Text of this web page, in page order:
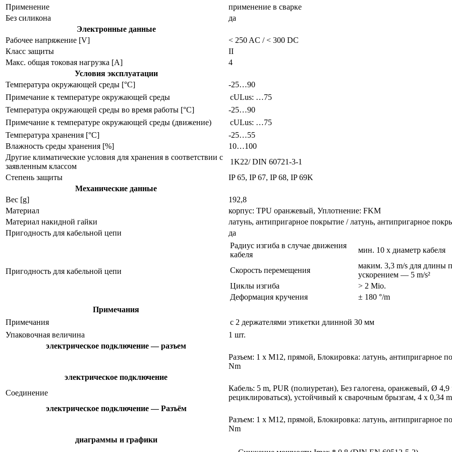
Применение
применение в сварке
Без силикона
да
Электронные данные
Рабочее напряжение [V]
< 250 AC / < 300 DC
Класс защиты
II
Макс. общая токовая нагрузка [A]
4
Условия эксплуатации
Температура окружающей среды [°C]
-25…90
Примечание к температуре окружающей среды
cULus: …75
Температура окружающей среды во время работы [°C]
-25…90
Примечание к температуре окружающей среды (движение)
cULus: …75
Температура хранения [°C]
-25…55
Влажность среды хранения [%]
10…100
Другие климатические условия для хранения в соответствии с
заявленным классом
1K22/ DIN 60721-3-1
Степень защиты
IP 65, IP 67, IP 68, IP 69K
Механические данные
Вес [g]
192,8
Материал
корпус: TPU оранжевый, Уплотнение: FKM
Материал накидной гайки
латунь, антипригарное покрытие / латунь, антипригарное
Пригодность для кабельной цепи
да
Пригодность для кабельной цепи
Радиус изгиба в случае движения
кабеля
мин. 10 x диаметр кабеля
Скорость перемещения
маким. 3,3 m/s для длины
ускорением — 5 m/s²
Циклы изгиба
> 2 Mio.
Деформация кручения
± 180 °/m
Примечания
Примечания
с 2 держателями этикетки длинной 30 мм
Упаковочная величина
1 шт.
электрическое подключение — разъем
Разъем: 1 x M12, прямой, Блокировка: латунь,
Nm
электрическое подключение
Соединение
Кабель: 5 m, PUR (полиуретан), Без галогена, оранжевый, Ø
рециклироваться), устойчивый к сварочным брызгам, 4 x 0,34
электрическое подключение — Разъём
Разъем: 1 x M12, прямой, Блокировка: латунь,
Nm
диаграммы и графики